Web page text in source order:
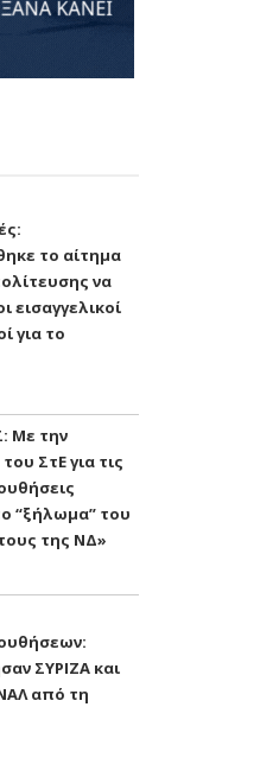
το αίτημα
να
εισαγγελικοί
για το
Με την
ΣτΕ για τις
“ξήλωμα” του
της ΝΔ»
ΣΥΡΙΖΑ και
από τη